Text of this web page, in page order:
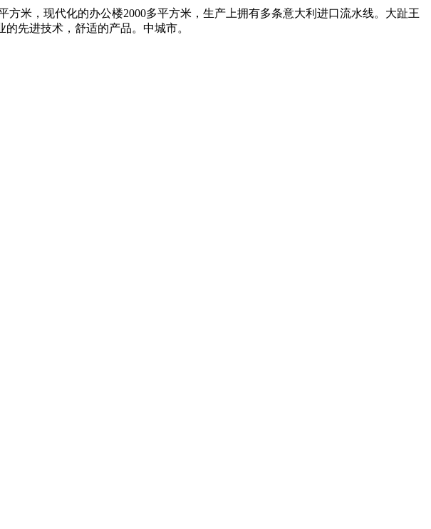
米，现代化的办公楼2000多平方米，生产上拥有多条意大利进口流水线。大趾王
先进技术，舒适的产品。中城市。